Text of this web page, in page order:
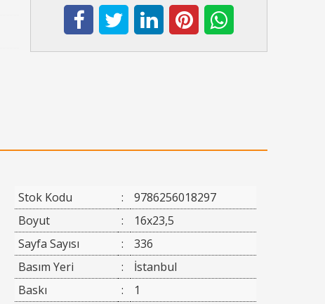
Stok Kodu :
9786256018297
Boyut
:
16x23,5
Sayfa Sayısı
:
336
Basım Yeri
:
İstanbul
Baskı
:
1